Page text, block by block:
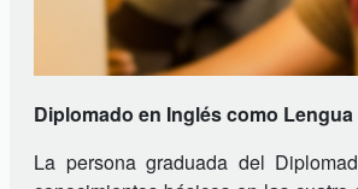
Diplomado en Inglés como
La persona graduada del